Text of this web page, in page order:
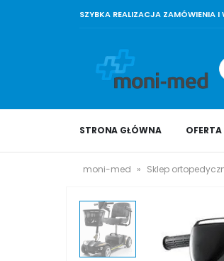
SZYBKA REALIZACJA ZAMÓWIENIA I
STRONA GŁÓWNA OFERTA
moni-med » Sklep